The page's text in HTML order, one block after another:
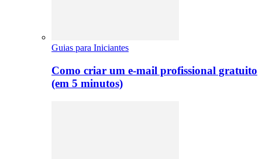
Guias para Iniciantes
Como criar um e-mail profissional gratuito
(em 5 minutos)